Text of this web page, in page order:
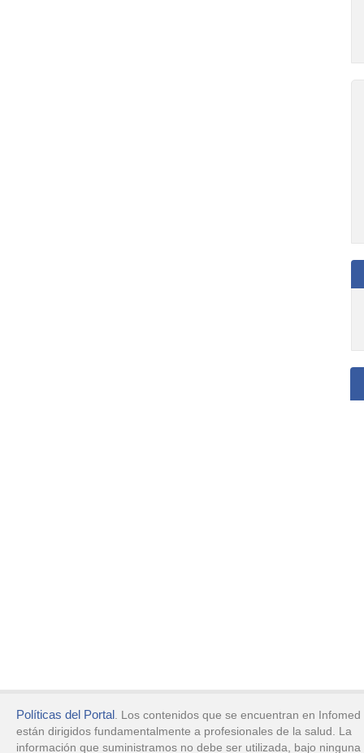
Políticas del Portal . Los contenidos que se encuentran en Infomed
están dirigidos fundamentalmente a profesionales de la salud. La
información que suministramos no debe ser utilizada, bajo ninguna